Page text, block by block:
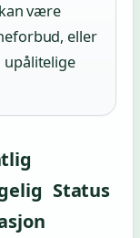
være
eller
upålitelige
Status